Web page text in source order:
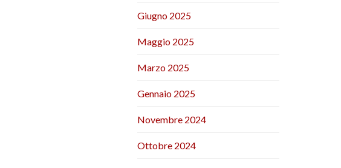
Giugno 2025
Maggio 2025
Marzo 2025
Gennaio 2025
Novembre 2024
Ottobre 2024